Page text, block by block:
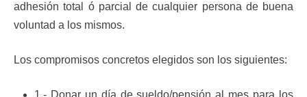
adhesión total ó parcial de cualquier persona de buena
voluntad a los mismos.
Los compromisos concretos elegidos son los siguientes:
1.- Donar un día de sueldo/pensión al mes para los